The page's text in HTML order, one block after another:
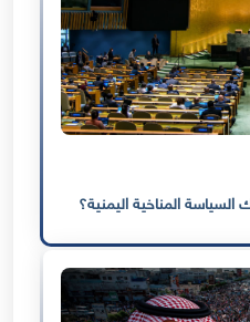
المناخية اليمنية؟